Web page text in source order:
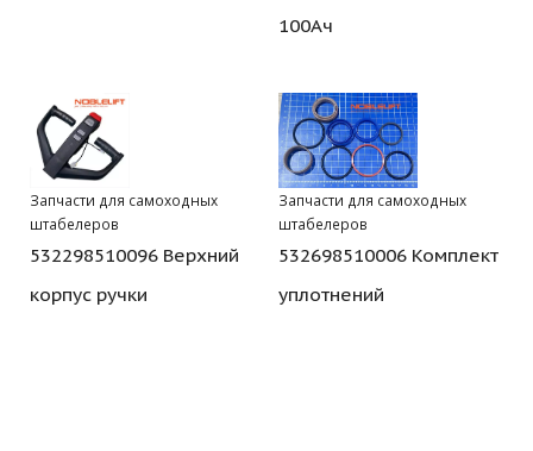
100Ач
Запчасти для самоходных
штабелеров
532298510096 Верхний
корпус ручки
Запчасти для самоходных
штабелеров
532698510006 Комплект
уплотнений